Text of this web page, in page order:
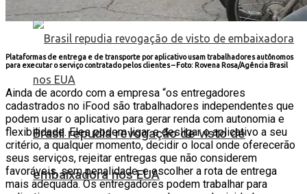
Brasil repudia revogação de visto de
embaixadora nos EUA
Plataformas de entrega e de transporte por aplicativo usam trabalhadores autônomos
para executar o serviço contratado pelos clientes – Foto: Rovena Rosa/Agência Brasil
Ainda de acordo com a empresa “os entregadores
cadastrados no iFood são trabalhadores independentes que
podem usar o aplicativo para gerar renda com autonomia e
flexibilidade. Eles podem ligar e desligar o aplicativo a seu
critério, a qualquer momento, decidir o local onde oferecerão
seus serviços, rejeitar entregas que não considerem
favoráveis, sem penalidade, e escolher a rota de entrega
mais adequada. Os entregadores podem trabalhar para